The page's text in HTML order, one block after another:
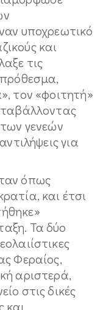
υποχρεωτικό
και
τις
τον «φοιτητή»
γενεών
για
όπως
και έτσι
Τα δύο
Φεραίος,
αριστερά,
στις δικές
και